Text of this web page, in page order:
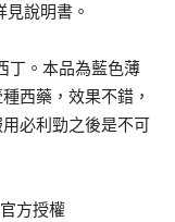
說明書。
丁。本品為藍色薄
西藥，效果不錯，
必利勁之後是不可
方授權